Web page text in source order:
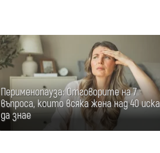
Перименопауза: Отговорите на 7
въпроса, които всяка жена над 40 иска
да знае